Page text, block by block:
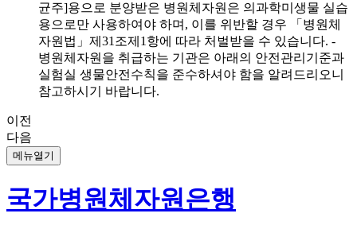
균주]용으로 분양받은 병원체자원은 의과학미생물 실습
용으로만 사용하여야 하며, 이를 위반할 경우 「병원체
자원법」제31조제1항에 따라 처벌받을 수 있습니다. -
병원체자원을 취급하는 기관은 아래의 안전관리기준과
실험실 생물안전수칙을 준수하셔야 함을 알려드리오니
참고하시기 바랍니다.
이전
다음
메뉴열기
국가병원체자원은행